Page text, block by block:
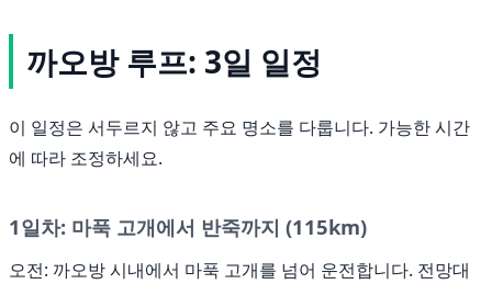
까오방 루프: 3일 일정
이 일정은 서두르지 않고 주요 명소를 다룹니다. 가능한 시간
에 따라 조정하세요.
1일차: 마푹 고개에서 반죽까지 (115km)
오전: 까오방 시내에서 마푹 고개를 넘어 운전합니다. 전망대